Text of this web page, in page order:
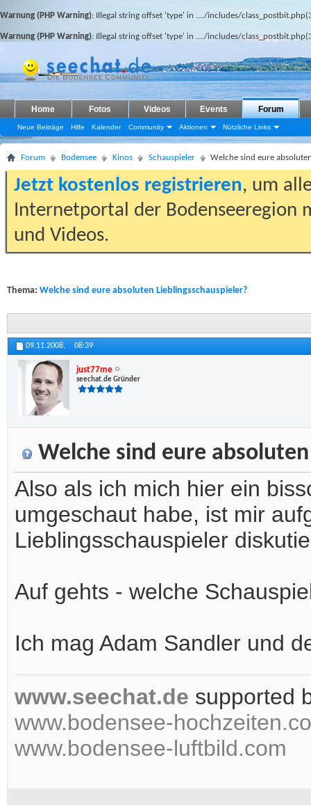
Warnung (PHP Warning): Illegal string offset 'type' in ..../includes/
Warnung (PHP Warning): Illegal string offset 'type' in ..../includes/
Home Fotos Videos Events Forum
Neue Beiträge Hilfe Kalender Community Aktionen Nützliche Links
Forum Bodensee Kinos Schauspieler Welche sind eure
Jetzt kostenlos registrieren, um
Internetportal der Bodenseeregion
und Videos.
Thema: Welche sind eure absoluten Lieblingsschauspieler?
09.11.2008, 08:39
just77me
seechat.de Gründer
Welche sind eure
Also als ich mich hier ein
umgeschaut habe, ist mir
Lieblingsschauspieler
Auf gehts - welche
Ich mag Adam Sandler und
www.seechat.de supported
www.bodensee-
www.bodensee-luftbild.com